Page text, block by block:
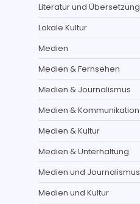
Literatur und Übersetzung
Lokale Kultur
Medien
Medien & Fernsehen
Medien & Journalismus
Medien & Kommunikation
Medien & Kultur
Medien & Unterhaltung
Medien und Journalismus
Medien und Kultur